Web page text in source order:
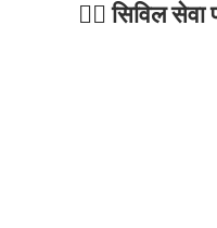
🧑‍⚖️ सिविल सेवा